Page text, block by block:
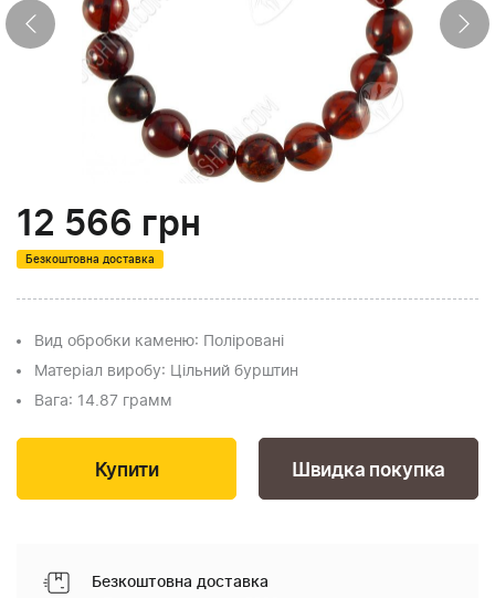
12 566 грн
Безкоштовна доставка
Вид обробки каменю: Поліровані
Матеріал виробу: Цільний бурштин
Вага: 14.87 грамм
Швидка покупка
Безкоштовна доставка